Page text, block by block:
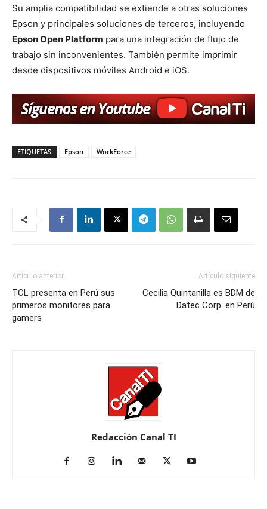
Su amplia compatibilidad se extiende a otras soluciones
Epson y principales soluciones de terceros, incluyendo
Epson Open Platform para una integración de flujo de
trabajo sin inconvenientes. También permite imprimir
desde dispositivos móviles Android e iOS.
ETIQUETAS Epson WorkForce
Artículo anterior
TCL presenta en Perú sus
primeros monitores para
gamers
Artículo siguiente
Cecilia Quintanilla es BDM de
Datec Corp. en Perú
Redacción Canal TI